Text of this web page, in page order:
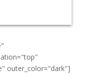
outer_color="dark"]